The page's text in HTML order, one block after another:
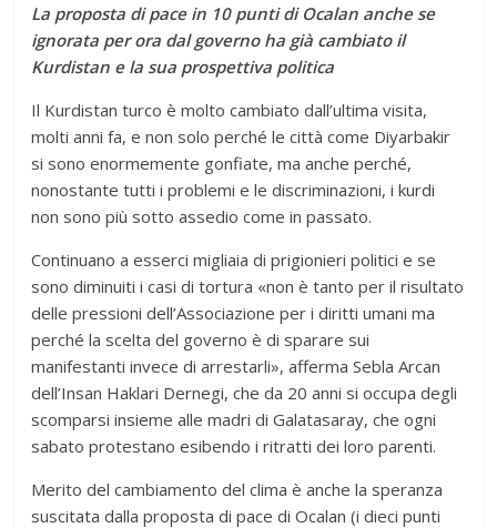
La proposta di pace in 10 punti di Ocalan anche se
ignorata per ora dal governo ha già cambiato il
Kurdistan e la sua prospettiva politica
Il Kurdistan turco è molto cambiato dall’ultima visita,
molti anni fa, e non solo perché le città come Diyarbakir
si sono enormemente gonfiate, ma anche perché,
nonostante tutti i problemi e le discriminazioni, i kurdi
non sono più sotto assedio come in passato.
Continuano a esserci migliaia di prigionieri politici e se
sono diminuiti i casi di tortura «non è tanto per il risultato
delle pressioni dell’Associazione per i diritti umani ma
perché la scelta del governo è di sparare sui
manifestanti invece di arrestarli», afferma Sebla Arcan
dell’Insan Haklari Dernegi, che da 20 anni si occupa degli
scomparsi insieme alle madri di Galatasaray, che ogni
sabato protestano esibendo i ritratti dei loro parenti.
Merito del cambiamento del clima è anche la speranza
suscitata dalla proposta di pace di Ocalan (i dieci punti